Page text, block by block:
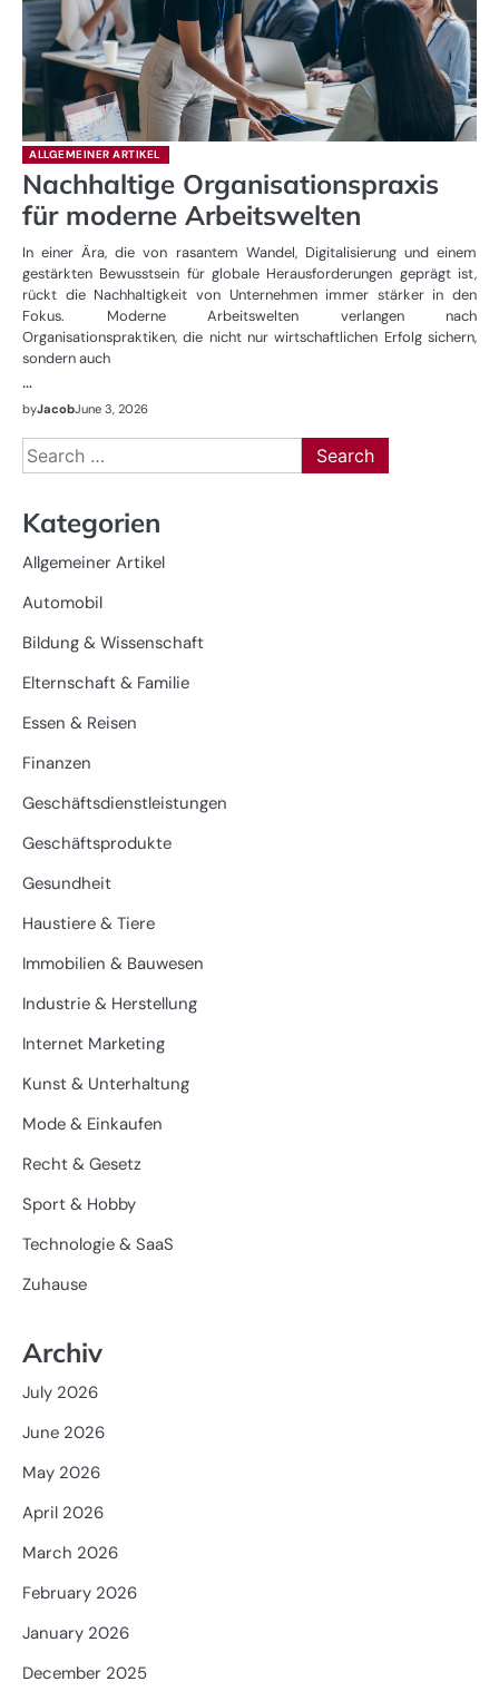
ALLGEMEINER ARTIKEL
Nachhaltige Organisationspraxis
für moderne Arbeitswelten
In einer Ära, die von rasantem Wandel, Digitalisierung und einem
gestärkten Bewusstsein für globale Herausforderungen geprägt ist,
rückt die Nachhaltigkeit von Unternehmen immer stärker in den
Fokus. Moderne Arbeitswelten verlangen nach
Organisationspraktiken, die nicht nur wirtschaftlichen Erfolg sichern,
sondern auch
…
byJacobJune 3, 2026
Search
for:
Kategorien
Allgemeiner Artikel
Automobil
Bildung & Wissenschaft
Elternschaft & Familie
Essen & Reisen
Finanzen
Geschäftsdienstleistungen
Geschäftsprodukte
Gesundheit
Haustiere & Tiere
Immobilien & Bauwesen
Industrie & Herstellung
Internet Marketing
Kunst & Unterhaltung
Mode & Einkaufen
Recht & Gesetz
Sport & Hobby
Technologie & SaaS
Zuhause
Archiv
July 2026
June 2026
May 2026
April 2026
March 2026
February 2026
January 2026
December 2025